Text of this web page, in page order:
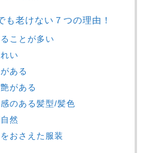
も老けない７つの理由！
ことが多い
い
ある
がある
のある髪型/髪色
然
おさえた服装